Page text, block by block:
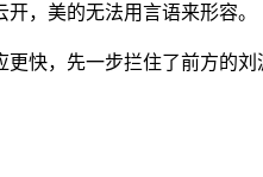
，美的无法用言语来形容。
快，先一步拦住了前方的刘